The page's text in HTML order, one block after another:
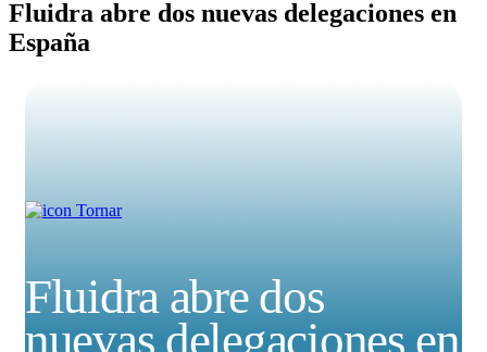
Fluidra abre dos nuevas delegaciones en
España
Tornar
Fluidra abre dos
nuevas delegaciones en